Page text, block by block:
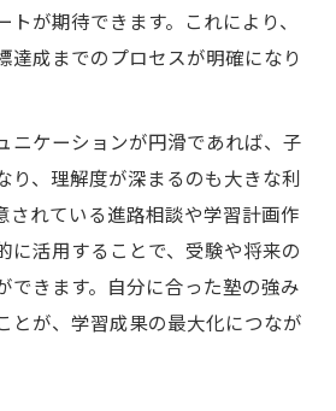
力を見極めるチェック方法
すべきサポート体制の違い
い選び方と評判の活用法
活用の工夫集
路対策を強化する実践法
内申点アップのサポート術
で後悔しない選択を実現
が期待できます。これにより、
達成までのプロセスが明確になり
ニケーションが円滑であれば、子
り、理解度が深まるのも大きな利
されている進路相談や学習計画作
に活用することで、受験や将来の
できます。自分に合った塾の強み
とが、学習成果の最大化につなが